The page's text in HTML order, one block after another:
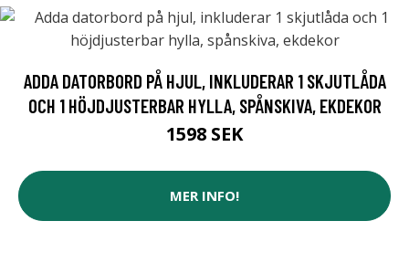
ADDA DATORBORD PÅ HJUL, INKLUDERAR 1 SKJUTLÅDA
OCH 1 HÖJDJUSTERBAR HYLLA, SPÅNSKIVA, EKDEKOR
1598 SEK
MER INFO!